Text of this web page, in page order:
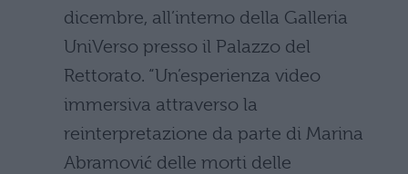
dicembre, all’interno della Galleria
UniVerso presso il Palazzo del
Rettorato. “Un’esperienza video
immersiva attraverso la
reinterpretazione da parte di Marina
Abramović delle morti delle